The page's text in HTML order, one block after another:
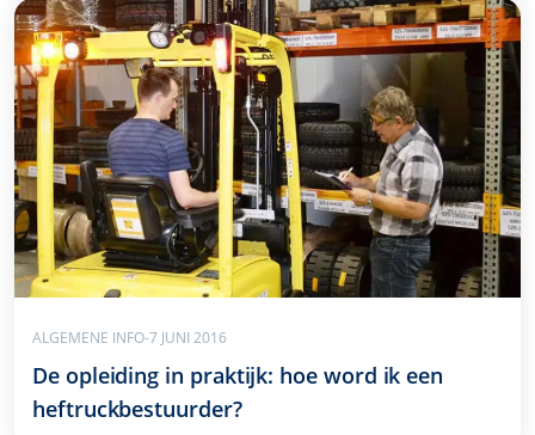
ALGEMENE INFO-7 JUNI 2016
De opleiding in praktijk: hoe word ik een
heftruckbestuurder?